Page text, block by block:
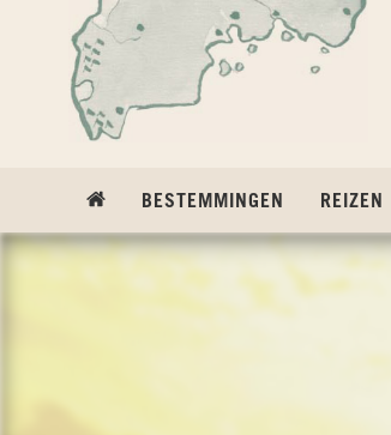
Ga naar inhoud
BESTEMMINGEN REIZEN